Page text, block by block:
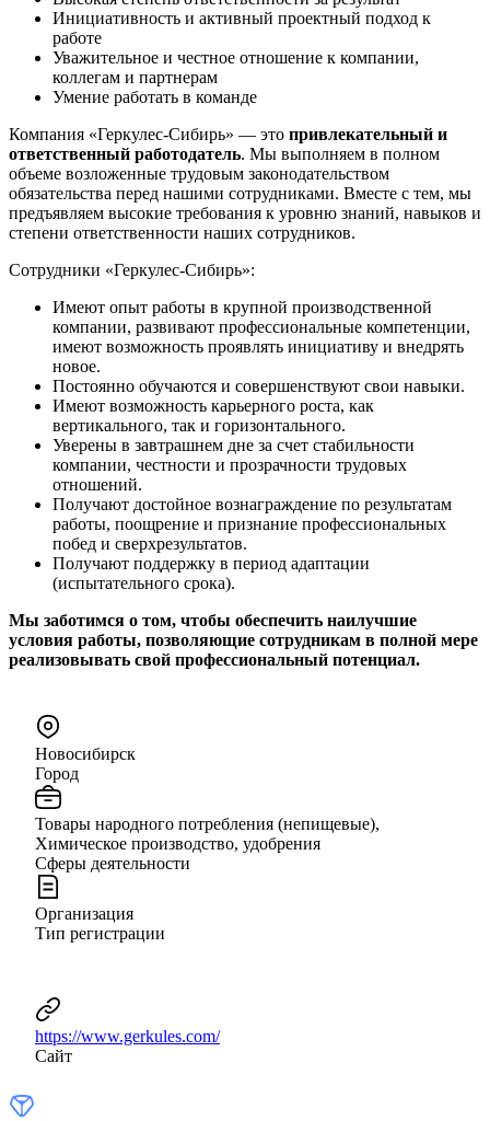
Инициативность и активный проектный подход к
работе
Уважительное и честное отношение к компании,
коллегам и партнерам
Умение работать в команде
Компания «Геркулес-Сибирь» — это привлекательный и
ответственный работодатель. Мы выполняем в полном
объеме возложенные трудовым законодательством
обязательства перед нашими сотрудниками. Вместе с тем, мы
предъявляем высокие требования к уровню знаний, навыков и
степени ответственности наших сотрудников.
Сотрудники «Геркулес-Сибирь»:
Имеют опыт работы в крупной производственной
компании, развивают профессиональные компетенции,
имеют возможность проявлять инициативу и внедрять
новое.
Постоянно обучаются и совершенствуют свои навыки.
Имеют возможность карьерного роста, как
вертикального, так и горизонтального.
Уверены в завтрашнем дне за счет стабильности
компании, честности и прозрачности трудовых
отношений.
Получают достойное вознаграждение по результатам
работы, поощрение и признание профессиональных
побед и сверхрезультатов.
Получают поддержку в период адаптации
(испытательного срока).
Мы заботимся о том, чтобы обеспечить наилучшие
условия работы, позволяющие сотрудникам в полной мере
реализовывать свой профессиональный потенциал.
Новосибирск
Город
Товары народного потребления (непищевые),
Химическое производство, удобрения
Сферы деятельности
Организация
Тип регистрации
https://www.gerkules.com/
Сайт